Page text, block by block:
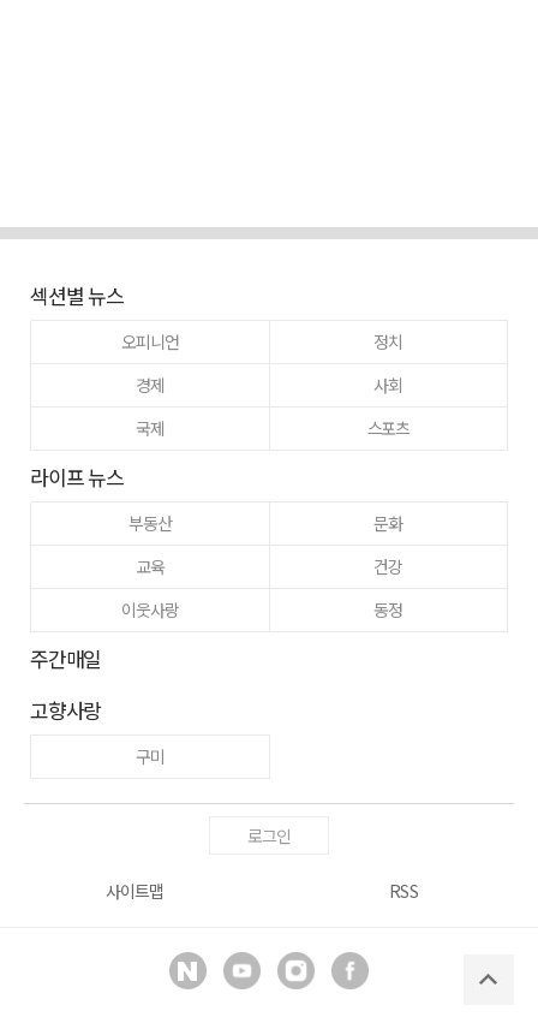
섹션별 뉴스
오피니언
정치
경제
사회
국제
스포츠
라이프 뉴스
부동산
문화
교육
건강
이웃사랑
동정
주간매일
고향사랑
구미
로그인
사이트맵 RSS